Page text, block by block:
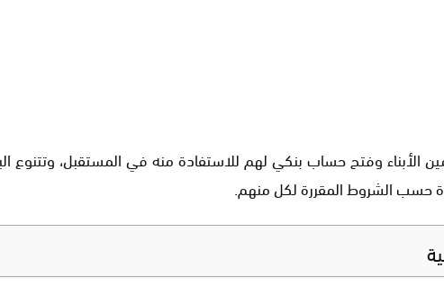
الأبناء وفتح حساب بنكي لهم للاستفادة منه في المستقبل، وتتنوع
حسب الشروط المقررة لكل منهم.